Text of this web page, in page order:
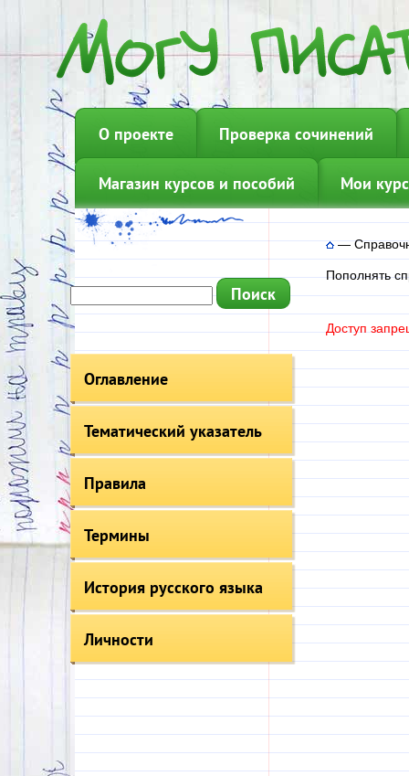
О проекте Проверка сочинений
Магазин курсов и пособий Мои
Оглавление
Тематический указатель
Правила
Термины
История русского языка
Личности
—
Пополнять
Доступ